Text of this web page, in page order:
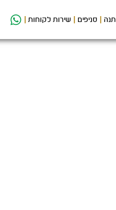
סניפים שירות לקוחות